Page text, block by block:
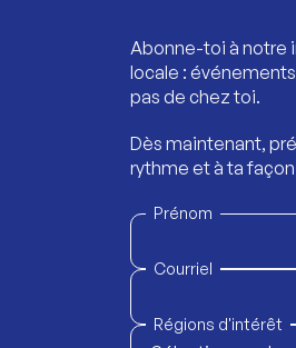
Abonne-toi à notre
locale :
pas de chez toi.
Dès maintenant,
rythme et à ta
Prénom
Courriel
Régions d'intérêt